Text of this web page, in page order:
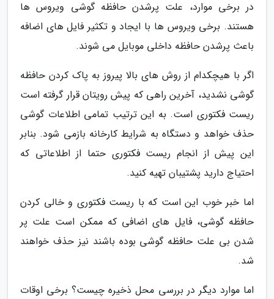
در برخی موارد، علت پرشدن حافظه گوشی ویروس ها
هستند. برخی ویروس ها با ایجاد و تکثیر فایل های اضافه
باعث پرشدن حافظه داخلی موبایل می شوند.
اگر با هیچکدام از روش های بالا پیروز به پاک کردن حافظه
گوشی نشدید، آخرین راهی که پیش رویتان قرار گرفته است
ریست فکتوری است. به این ترتیب تمامی اطلاعات گوشی
حذف خواهد و دستگاه به شرایط کارخانه بازمی شود. بنابر
این پیش از انجام ریست فکتوری حتما از اطلاعاتی که
احتیاج دارید پشتیبان تهیه کنید.
اما خبر خوب این است که با ریست فکتوری و خالی کردن
حافظه گوشی، فایل های اضافی که ممکن است علت پر
شدن بی علت حافظه گوشی بوده باشند نیز حذف خواهند
شد.
اما موارد دیگر در بررسی محل ذخیره چیست؟ برخی اوقات